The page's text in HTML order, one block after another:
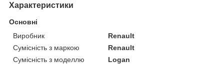
Характеристики
Основні
Виробник
Renault
Сумісність з маркою
Renault
Сумісність з моделлю
Logan